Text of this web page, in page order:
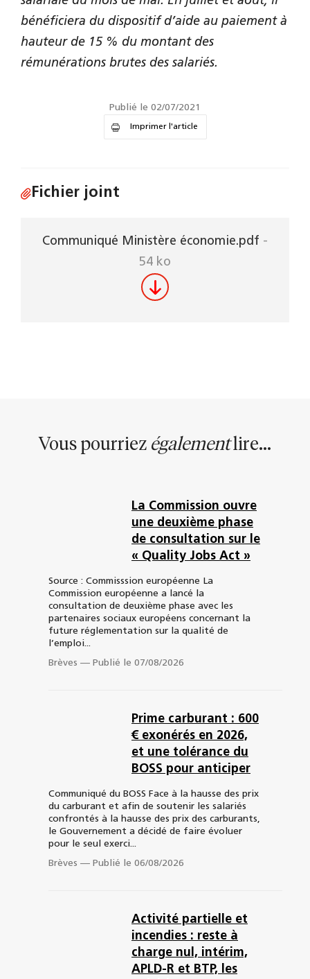
bénéficiera du dispositif d’aide au paiement à
hauteur de 15 % du montant des
rémunérations brutes des salariés.
Publié le 02/07/2021
Imprimer l'article
Fichier joint
Communiqué Ministère économie.pdf -
54 ko
Vous pourriez égalementlire...
La Commission ouvre
une deuxième phase
de consultation sur le
« Quality Jobs Act »
Source : Commisssion européenne La
Commission européenne a lancé la
consultation de deuxième phase avec les
partenaires sociaux européens concernant la
future réglementation sur la qualité de
l’emploi...
Brèves — Publié le 07/08/2026
Prime carburant : 600
€ exonérés en 2026,
et une tolérance du
BOSS pour anticiper
Communiqué du BOSS Face à la hausse des prix
du carburant et afin de soutenir les salariés
confrontés à la hausse des prix des carburants,
le Gouvernement a décidé de faire évoluer
pour le seul exerci...
Brèves — Publié le 06/08/2026
Activité partielle et
incendies : reste à
charge nul, intérim,
APLD-R et BTP, les